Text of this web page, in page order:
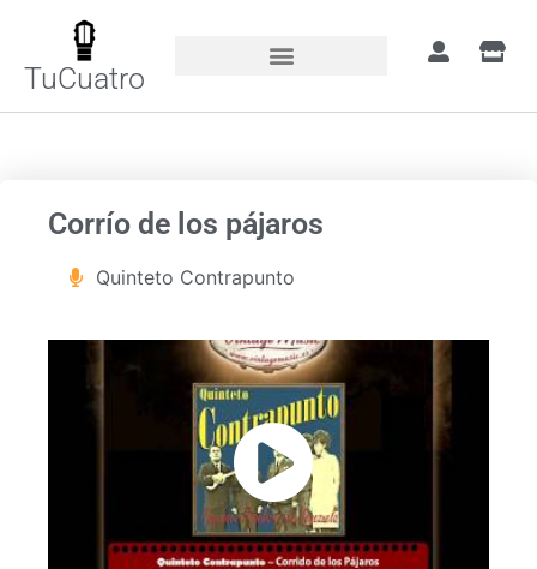
TuCuatro
Corrío de los pájaros
Quinteto Contrapunto